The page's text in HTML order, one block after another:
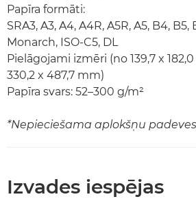
Papīra formāti:
SRA3, A3, A4, A4R, A5R, A5, B4, B5,
Monarch, ISO-C5, DL
Pielāgojami izmēri (no 139,7 x
330,2 x 487,7 mm)
Papīra svars: 52–300 g/m²
*Nepieciešama aplokšņu padeves
Izvades iespējas